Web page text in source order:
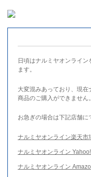
日頃はナルミヤオンライ
ます。
大変混みあっており、現
商品のご購入ができません。
お急ぎの場合は下記店舗に
ナルミヤオンライン楽天市
ナルミヤオンライン
ナルミヤオンライン